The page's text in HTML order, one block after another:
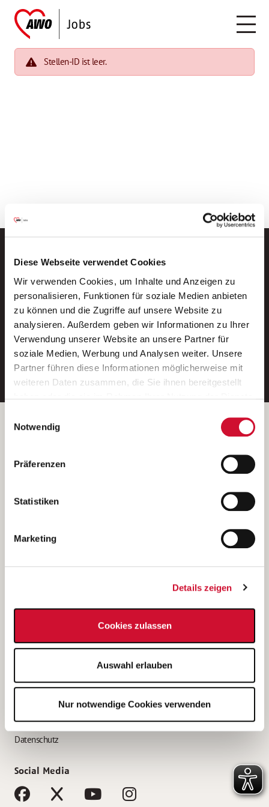
Diese Webseite verwendet Cookies
Wir verwenden Cookies, um Inhalte und Anzeigen zu
personalisieren, Funktionen für soziale Medien anbieten
zu können und die Zugriffe auf unsere Website zu
analysieren. Außerdem geben wir Informationen zu Ihrer
Verwendung unserer Website an unsere Partner für
soziale Medien, Werbung und Analysen weiter. Unsere
Partner führen diese Informationen möglicherweise mit
weiteren Daten zusammen, die Sie ihnen bereitgestellt
Wenn Sie auf „Cookies zulassen“ klicken, so stimmen
Sie der Speicherung sämtlicher Cookies zu. Sie können
Ihre Einwilligung selbstverständlich jederzeit widerrufen,
indem Sie die Cookie-Einstellungen aufrufen und diese
unsererDatenschutzerklärung
Notwendig
Präferenzen
Statistiken
Marketing
Details zeigen
Cookies zulassen
Auswahl erlauben
Nur notwendige Cookies verwenden
Stellen-ID ist leer.
Neue Stellen per E-Mail.
Ein kostenloser Service von AWO
Jobs.
E-Mail-Adresse eintragen
Betreiber der Webseite
Kantstraße 45a
(Ein Tochterunternehmen des AWO Bezirksverbandes Unterfranken
e.V.)
Bewerbung als Altenpflegehelfer*in
Bewerbung als Erzieher*in
AWO Gliederungen nach Bundesland
Impressum
Datenschutz
Social Media